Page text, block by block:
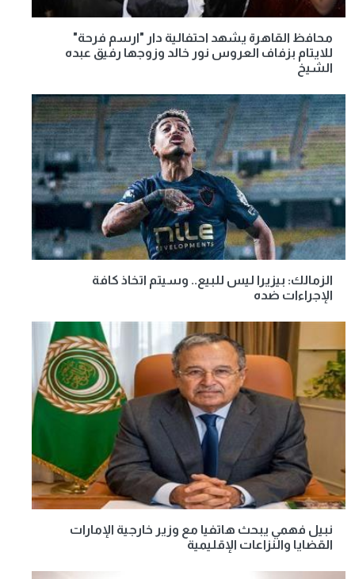
محافظ القاهرة يشهد احتفالية دار "ارسم فرحة"
للايتام بزفاف العروس نور خالد وزوجها رفيق عبده
الشيخ
الزمالك: بيزيرا ليس للبيع.. وسيتم اتخاذ كافة
الإجراءات ضده
نبيل فهمي يبحث هاتفيا مع وزير خارجية الإمارات
القضايا والنزاعات الإقليمية